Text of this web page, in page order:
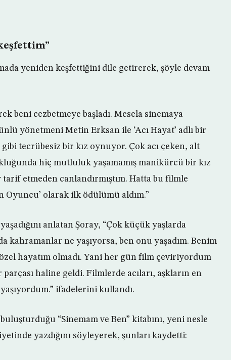
yeniden keşfettiğini dile getirerek, şöyle devam
beni cezbetmeye başladı. Mesela sinemaya
yönetmeni Metin Erksan ile ‘Acı Hayat’ adlı bir
tecrübesiz bir kız oynuyor. Çok acı çeken, alt
hiç mutluluk yaşamamış manikürcü bir kız
etmeden canlandırmıştım. Hatta bu filmle
Oyuncu’ olarak ilk ödülümü aldım.”
anlatan Şoray, “Çok küçük yaşlarda
kahramanlar ne yaşıyorsa, ben onu yaşadım. Benim
hayatım olmadı. Yani her gün film çeviriyordum
haline geldi. Filmlerde acıları, aşkların en
ifadelerini kullandı.
“Sinemam ve Ben” kitabını, yeni nesle
yazdığını söyleyerek, şunları kaydetti: